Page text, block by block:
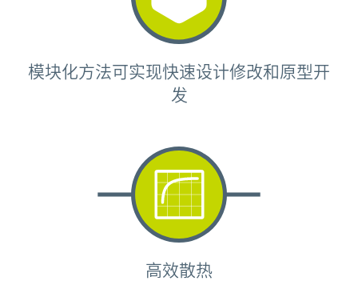
模块化方法可实现快速设计修改和原型开
发
高效散热